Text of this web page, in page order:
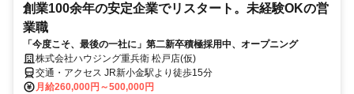
創業100余年の安定企業でリスタート。未経験OKの営
業職
「今度こそ、最後の一社に」第二新卒積極採用中、オープニング
株式会社ハウジング重兵衛 松戸店(仮)
交通・アクセス JR新小金駅より徒歩15分
月給260,000円～500,000円